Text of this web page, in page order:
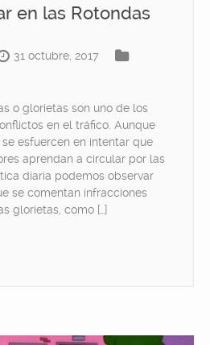
en las Rotondas
31 octubre, 2017
o glorietas son uno de los
en el tráfico. Aunque
esfuercen en intentar que
aprendan a circular por las
diaria podemos observar
se comentan infracciones
glorietas, como […]